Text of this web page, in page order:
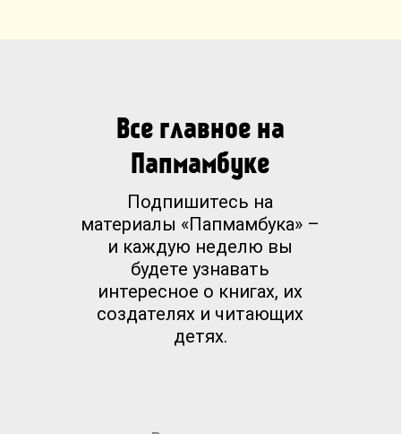
Все главное на
Папмамбуке
Подпишитесь на
материалы «Папмамбука» –
и каждую неделю вы
будете узнавать
интересное о книгах, их
создателях и читающих
детях.